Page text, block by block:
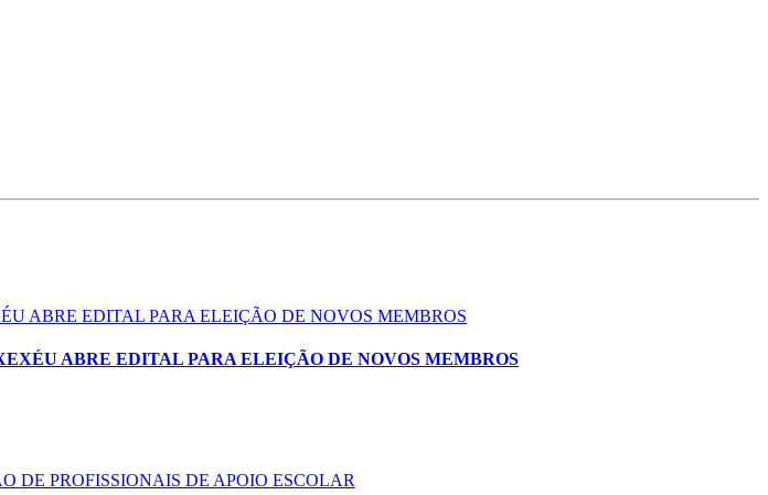
ABRE EDITAL PARA ELEIÇÃO DE NOVOS MEMBROS
ABRE EDITAL PARA ELEIÇÃO DE NOVOS MEMBROS
DE PROFISSIONAIS DE APOIO ESCOLAR